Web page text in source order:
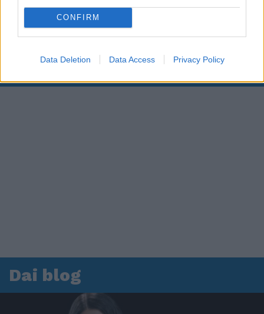
CONFIRM
Data Deletion Data Access Privacy Policy
Leonardo Maria Del Vecchio dall'ex compagna
in ospedale. Le dichiarazioni ai giornalisti
Dai blog